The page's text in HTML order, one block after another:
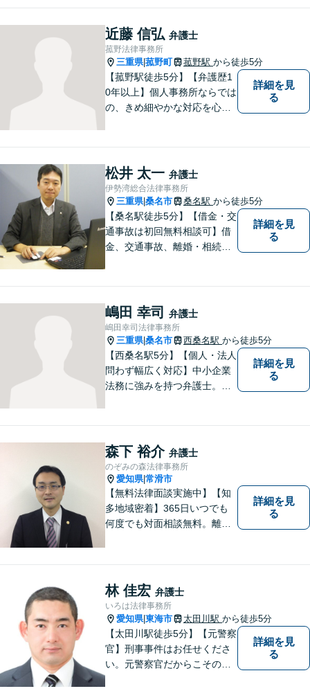
近藤 信弘 弁護士
菰野法律事務所
三重県|菰野町 菰野駅 から徒歩5分
【菰野駅徒歩5分】【弁護歴1
0年以上】個人事務所ならでは
の、きめ細やかな対応を心が
行います！【完全個室】
詳細を見
る
松井 太一 弁護士
伊勢湾総合法律事務所
三重県|桑名市 桑名駅 から徒歩5分
【桑名駅徒歩5分】【借金・交
通事故は初回無料相談可】借
金、交通事故、離婚・相続、
ます。地域密着型の法律事務
所です。お気軽にどうぞ【弁
護士費用特約保険・法テラス
利用可】
詳細を見
る
嶋田 幸司 弁護士
嶋田幸司法律事務所
三重県|桑名市 西桑名駅 から徒歩5分
【西桑名駅5分】【個人・法人
問わず幅広く対応】中小企業
法務に強みを持つ弁護士。個
します。お困りごとは、お気
軽にご相談ください。
詳細を見
る
森下 裕介 弁護士
のぞみの森法律事務所
愛知県|常滑市
【無料法律面談実施中】【知
多地域密着】365日いつでも
何度でも対面相談無料。離
い。
詳細を見
る
林 佳宏 弁護士
いろは法律事務所
愛知県|東海市 太田川駅 から徒歩5分
【太田川駅徒歩5分】【元警察
官】刑事事件はお任せくださ
い。元警察官だからこその視
詳細を見
る